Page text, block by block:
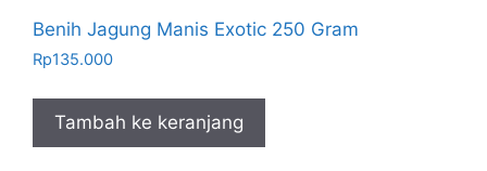
Benih Jagung Manis Exotic 250 Gram
Rp135.000
Tambah ke keranjang